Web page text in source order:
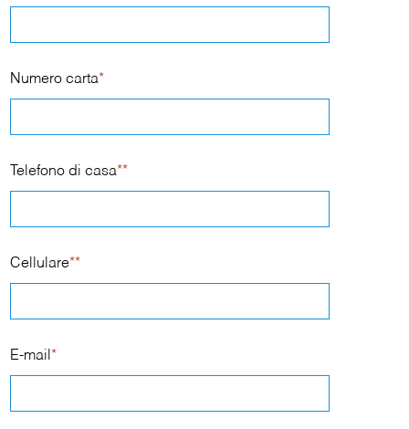
Numero carta*
Telefono di casa**
Cellulare**
E-mail *